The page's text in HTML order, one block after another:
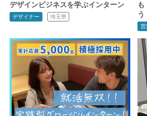
デザインビジネスを学ぶインターン
デザイナー 埼玉県
も
う
営